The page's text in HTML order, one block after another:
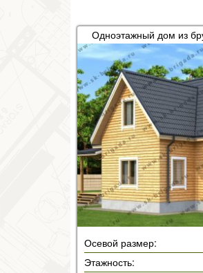
Одноэтажный дом из
Осевой размер:
Этажность: